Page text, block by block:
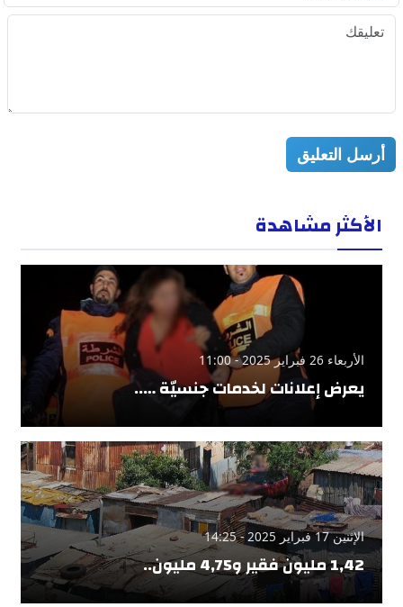
أرسل التعليق
الأكثر مشاهدة
الأربعاء 26 فبراير 2025 - 11:00
يعرض إعلانات لخدمات جنسيّة …..
الإثنين 17 فبراير 2025 - 14:25
1,42 مليون فقير و4,75 مليون..